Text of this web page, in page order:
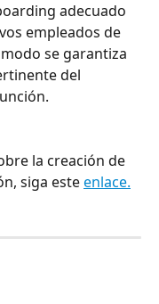
adecuado
empleados de
se garantiza
del
la creación de
siga este enlace.